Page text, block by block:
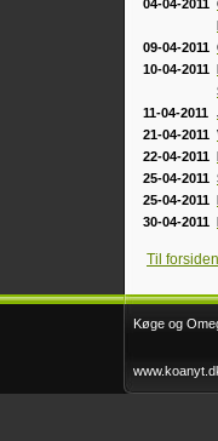
04-04-2011
09-04-2011
10-04-2011
11-04-2011
21-04-2011
22-04-2011
25-04-2011
25-04-2011
30-04-2011
Til forsiden
Faxe
Køge og